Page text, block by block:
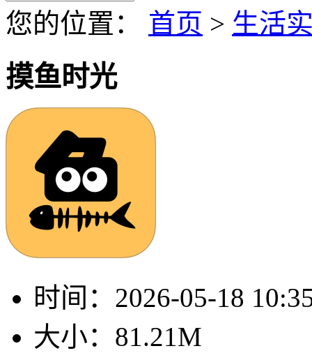
您的位置： 首页 > 生活
摸鱼时光
时间： 2026-05-18
大小： 81.21M